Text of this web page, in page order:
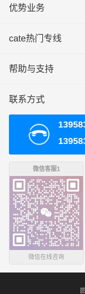
备注
昆明到大理回程车
安装GPS卫星定位
约需3.8小时，
板车、甩挂厢式车
集装箱，车长有2.8
米、6.8米、7.2米、
12.5米、13米、
米、2米、2.3米、
主对各种类型货物
建立了庞大的信息
车、零担等货物运
对门的服务，建立
术与设备，确保服
优势业务
cate热门专线
帮助与支持
联系方式
微信客服1
微信在线咨询